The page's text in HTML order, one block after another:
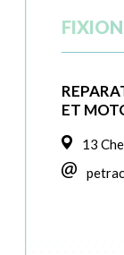
ET
13